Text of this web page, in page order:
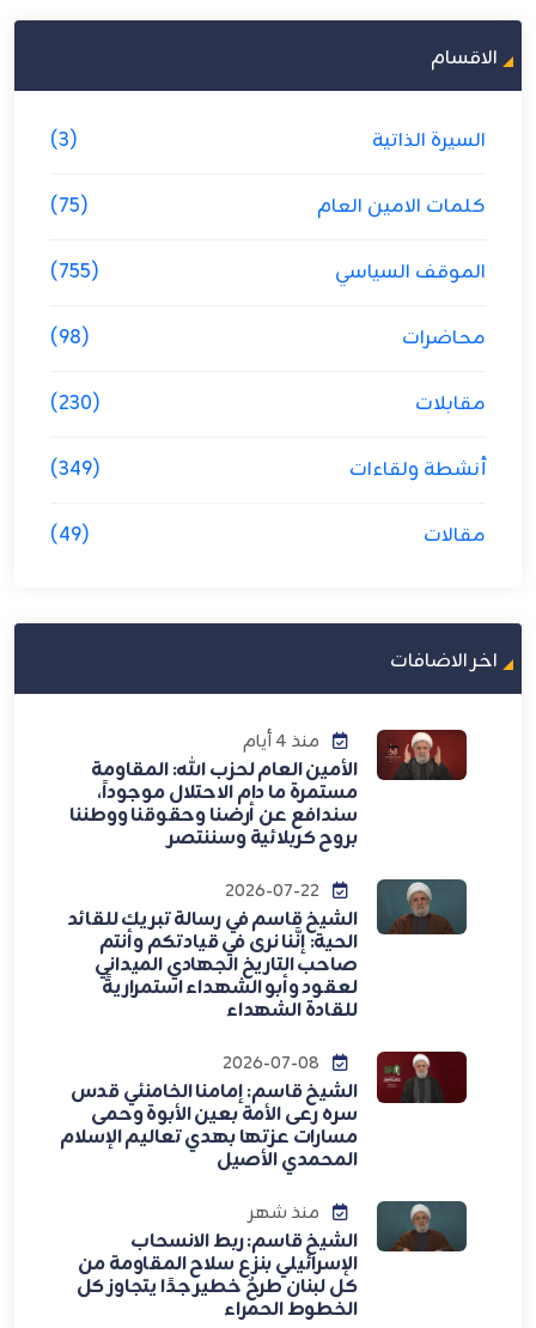
الاقسام
السيرة الذاتية (3)
كلمات الامين العام (75)
الموقف السياسي (755)
محاضرات (98)
مقابلات (230)
أنشطة ولقاءات (349)
مقالات (49)
اخر الاضافات
منذ 4 أيام
الأمين العام لحزب الله: المقاومة
مستمرة ما دام الاحتلال موجوداً،
سندافع عن أرضنا وحقوقنا ووطننا
بروح كربلائية وسننتصر
الشيخ قاسم في رسالة تبريك للقائد
الحية: إنَّنا نرى في قيادتكم وأنتم
صاحب التاريخ الجهادي الميداني
لعقود وأبو الشهداء استمراريةً
للقادة الشهداء
الشيخ قاسم: إمامنا الخامنئي قدس
سره رعى الأمة بعين الأبوة وحمى
مسارات عزتها بهدي تعاليم الإسلام
المحمدي الأصيل
منذ شهر
الشيخ قاسم: ربط الانسحاب
الإسرائيلي بنزع سلاح المقاومة من
كل لبنان طرحٌ خطير جدًا يتجاوز كل
الخطوط الحمراء